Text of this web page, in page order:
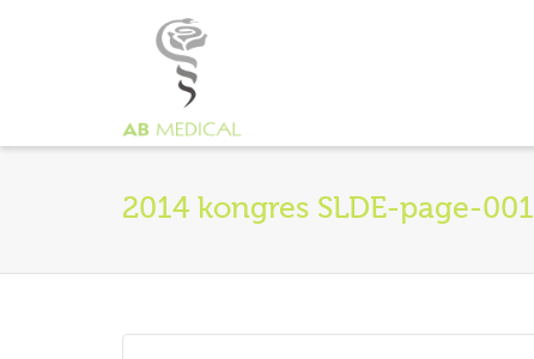
2014 kongres SLDE-page-001